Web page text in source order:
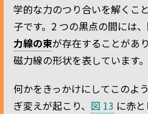
学的な力のつり合いを解くこ
子です。2 つの黒点の間には
力線の束が存在することがあ
磁力線の形状を表しています。
何かをきっかけにしてこのよ
ぎ変えが起こり、 図 13 に赤